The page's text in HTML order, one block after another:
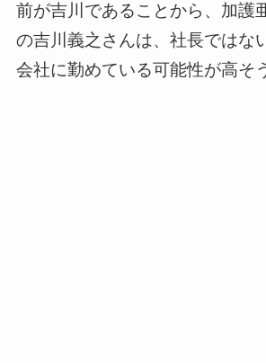
前が吉川であることから、加護
の吉川義之さんは、社長ではな
会社に勤めている可能性が高そ